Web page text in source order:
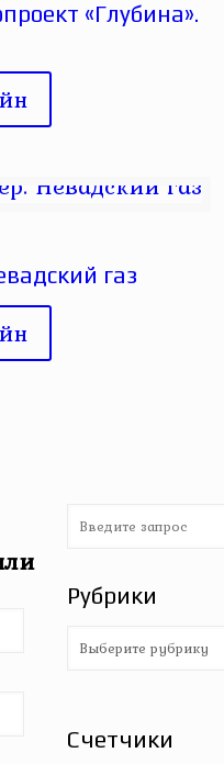
«Глубина».
газ
Рубрики
Рубрики
Счетчики